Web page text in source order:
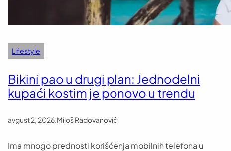
Lifestyle
Bikini pao u drugi plan: Jednodelni
kupaći kostim je ponovo u trendu
avgust 2, 2026.Miloš Radovanović
Ima mnogo prednosti korišćenja mobilnih telefona u